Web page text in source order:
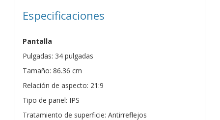
Especificaciones
Pantalla
Pulgadas: 34 pulgadas
Tamaño: 86.36 cm
Relación de aspecto: 21:9
Tipo de panel: IPS
Tratamiento de superficie: Antirreflejos